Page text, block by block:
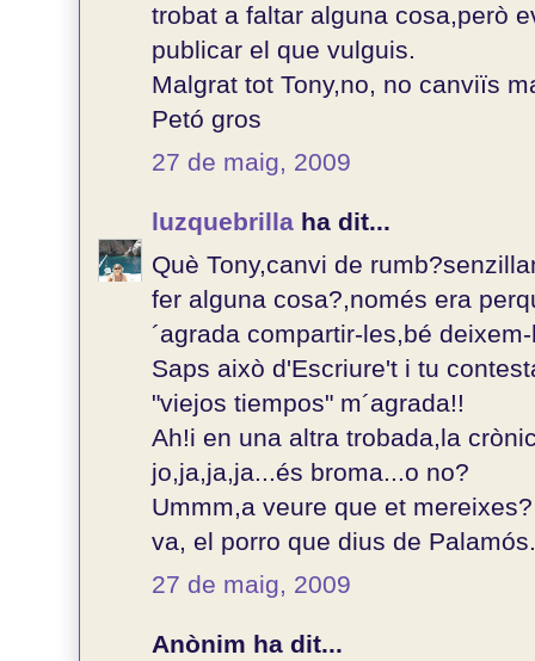
trobat a faltar alguna cosa,però
publicar el que vulguis.
Malgrat tot Tony,no, no canviïs
Petó gros
27 de maig, 2009
luzquebrilla ha dit...
Què Tony,canvi de
fer alguna cosa?,només era
´agrada compartir-les,bé
Saps això d'Escriure't i tu
"viejos tiempos" m´agrada!!
Ah!i en una altra trobada,la
jo,ja,ja,ja...és broma...o no?
Ummm,a veure que et mereixes?
va, el porro que dius de
27 de maig, 2009
Anònim ha dit...